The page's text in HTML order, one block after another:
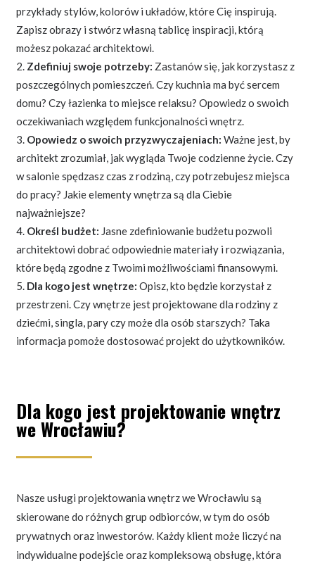
przykłady stylów, kolorów i układów, które Cię inspirują.
Zapisz obrazy i stwórz własną tablicę inspiracji, którą
możesz pokazać architektowi.
Zdefiniuj swoje potrzeby: Zastanów się, jak korzystasz z
poszczególnych pomieszczeń. Czy kuchnia ma być sercem
domu? Czy łazienka to miejsce relaksu? Opowiedz o swoich
oczekiwaniach względem funkcjonalności wnętrz.
Opowiedz o swoich przyzwyczajeniach: Ważne jest, by
architekt zrozumiał, jak wygląda Twoje codzienne życie. Czy
w salonie spędzasz czas z rodziną, czy potrzebujesz miejsca
do pracy? Jakie elementy wnętrza są dla Ciebie
najważniejsze?
Określ budżet: Jasne zdefiniowanie budżetu pozwoli
architektowi dobrać odpowiednie materiały i rozwiązania,
które będą zgodne z Twoimi możliwościami finansowymi.
Dla kogo jest wnętrze: Opisz, kto będzie korzystał z
przestrzeni. Czy wnętrze jest projektowane dla rodziny z
dziećmi, singla, pary czy może dla osób starszych? Taka
informacja pomoże dostosować projekt do użytkowników.
Dla kogo jest projektowanie wnętrz
we Wrocławiu?
Nasze usługi projektowania wnętrz we Wrocławiu są
skierowane do różnych grup odbiorców, w tym do osób
prywatnych oraz inwestorów. Każdy klient może liczyć na
indywidualne podejście oraz kompleksową obsługę, która